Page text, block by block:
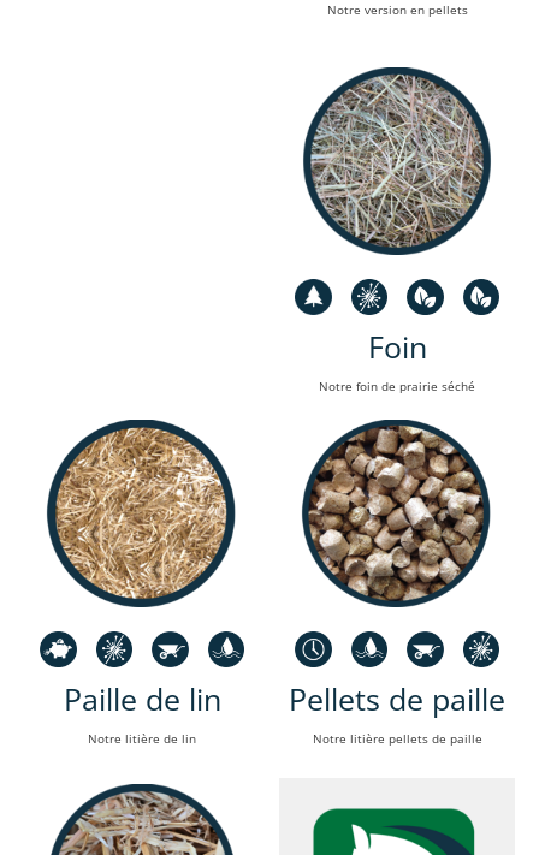
Notre version en pellets
Foin
Notre foin de prairie séché
Paille de lin
Notre litière de lin
Pellets de paille
Notre litière pellets de paille